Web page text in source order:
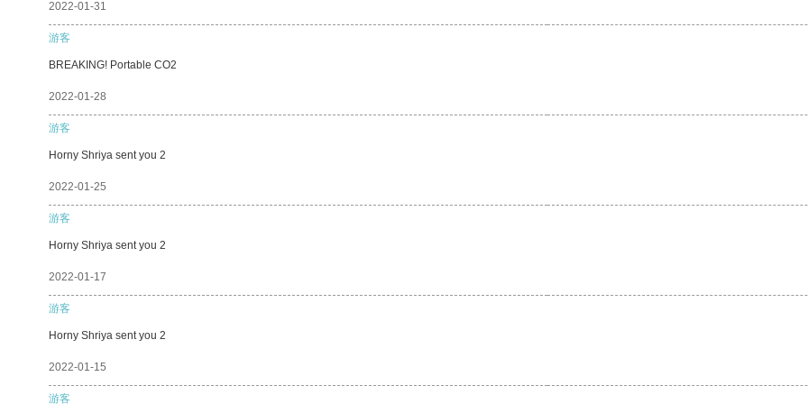
2022-01-31
游客
BREAKING! Portable CO2
2022-01-28
游客
Horny Shriya sent you 2
2022-01-25
游客
Horny Shriya sent you 2
2022-01-17
游客
Horny Shriya sent you 2
2022-01-15
游客